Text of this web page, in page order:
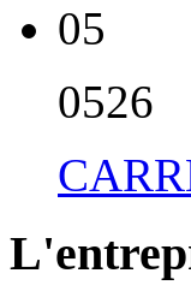
05
0526